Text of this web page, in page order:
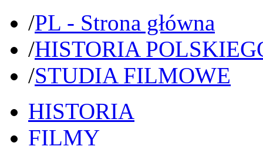
/PL - Strona główna
/HISTORIA
/STUDIA FILMOWE
HISTORIA
FILMY